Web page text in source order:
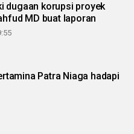
dugaan korupsi proyek
MD buat laporan
Patra Niaga hadapi